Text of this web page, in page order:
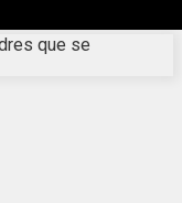
que se